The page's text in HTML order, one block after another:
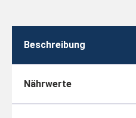
Beschreibung
Nährwerte